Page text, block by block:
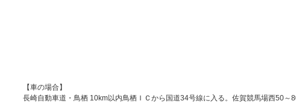
【車の場合】
長崎自動車道・鳥栖 10km以内鳥栖ＩＣから国道34号線に入る。佐賀競馬場西50